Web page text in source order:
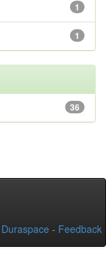
1
1
36
Duraspace - Feedback